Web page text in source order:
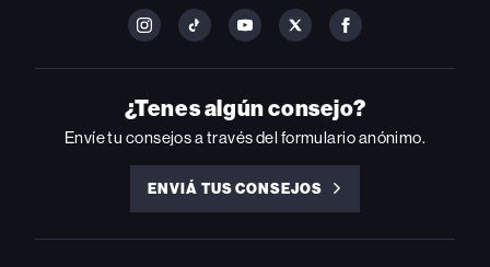
FOLLOW
ON
INSTAGRAM
FOLLOW
ON
YOUTUBE
FOLLOW
ON
YOUTUBE
FOLLOW
ON
FOLLOW
ON
FACEBOOK
¿Tenes algún consejo?
Envíe tu consejos a través del formulario anónimo.
ENVIÁ TUS CONSEJOS
ENVIÁ
CONSEJOS